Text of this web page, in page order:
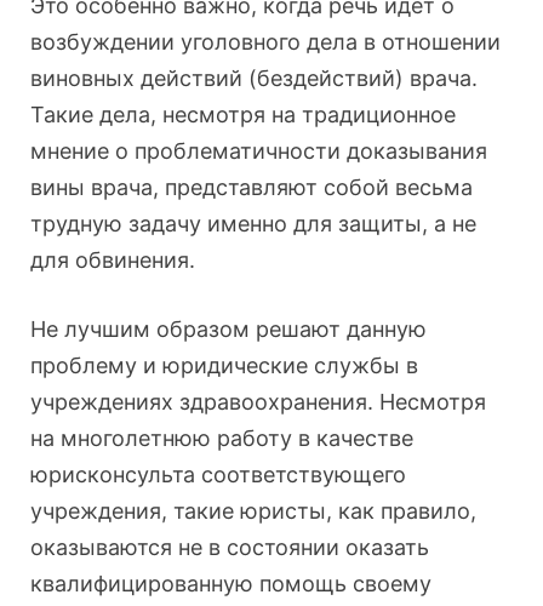
Это особенно важно, когда речь идет о
возбуждении уголовного дела в отношении
виновных действий (бездействий) врача.
Такие дела, несмотря на традиционное
мнение о проблематичности доказывания
вины врача, представляют собой весьма
трудную задачу именно для защиты, а не
для обвинения.
Не лучшим образом решают данную
проблему и юридические службы в
учреждениях здравоохранения. Несмотря
на многолетнюю работу в качестве
юрисконсульта соответствующего
учреждения, такие юристы, как правило,
оказываются не в состоянии оказать
квалифицированную помощь своему